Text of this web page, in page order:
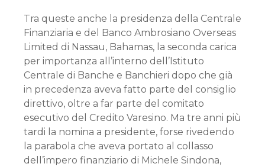
Tra queste anche la presidenza della Centrale
Finanziaria e del Banco Ambrosiano Overseas
Limited di Nassau, Bahamas, la seconda carica
per importanza all’interno dell’Istituto
Centrale di Banche e Banchieri dopo che già
in precedenza aveva fatto parte del consiglio
direttivo, oltre a far parte del comitato
esecutivo del Credito Varesino. Ma tre anni più
tardi la nomina a presidente, forse rivedendo
la parabola che aveva portato al collasso
dell’impero finanziario di Michele Sindona,